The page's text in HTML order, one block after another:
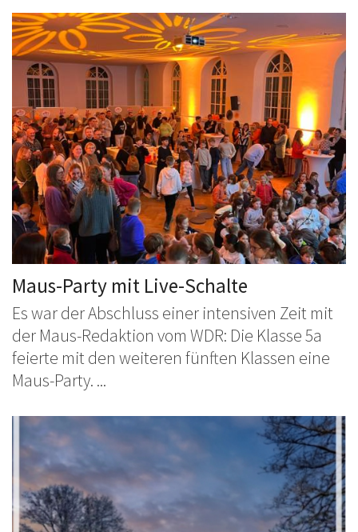
Maus-Party mit Live-Schalte
Es war der Abschluss einer intensiven Zeit mit
der Maus-Redaktion vom WDR: Die Klasse 5a
feierte mit den weiteren fünften Klassen eine
Maus-Party. ...